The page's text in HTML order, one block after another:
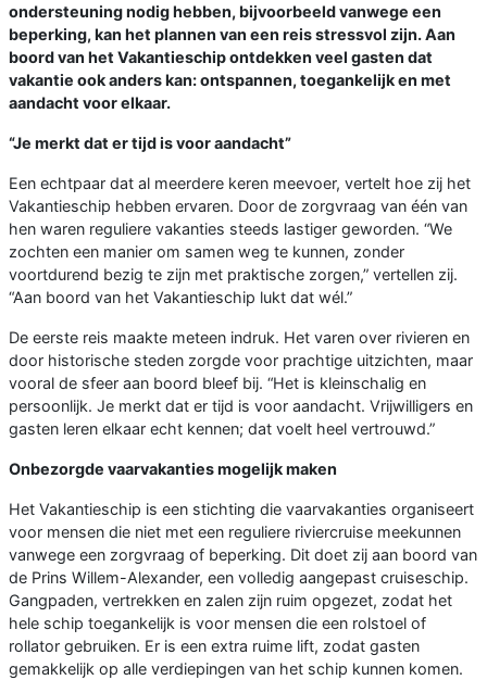
ondersteuning nodig hebben, bijvoorbeeld vanwege een
beperking, kan het plannen van een reis stressvol zijn. Aan
boord van het Vakantieschip ontdekken veel gasten dat
vakantie ook anders kan: ontspannen, toegankelijk en met
aandacht voor elkaar.
“Je merkt dat er tijd is voor aandacht”
Een echtpaar dat al meerdere keren meevoer, vertelt hoe zij het
Vakantieschip hebben ervaren. Door de zorgvraag van één van
hen waren reguliere vakanties steeds lastiger geworden. “We
zochten een manier om samen weg te kunnen, zonder
voortdurend bezig te zijn met praktische zorgen,” vertellen zij.
“Aan boord van het Vakantieschip lukt dat wél.”
De eerste reis maakte meteen indruk. Het varen over rivieren en
door historische steden zorgde voor prachtige uitzichten, maar
vooral de sfeer aan boord bleef bij. “Het is kleinschalig en
persoonlijk. Je merkt dat er tijd is voor aandacht. Vrijwilligers en
gasten leren elkaar echt kennen; dat voelt heel vertrouwd.”
Onbezorgde vaarvakanties mogelijk maken
Het Vakantieschip is een stichting die vaarvakanties organiseert
voor mensen die niet met een reguliere riviercruise meekunnen
vanwege een zorgvraag of beperking. Dit doet zij aan boord van
de Prins Willem-Alexander, een volledig aangepast cruiseschip.
Gangpaden, vertrekken en zalen zijn ruim opgezet, zodat het
hele schip toegankelijk is voor mensen die een rolstoel of
rollator gebruiken. Er is een extra ruime lift, zodat gasten
gemakkelijk op alle verdiepingen van het schip kunnen komen.